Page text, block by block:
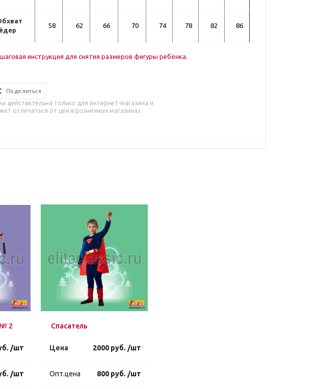
58 62 66 70 74 78 82 86
инструкция для снятия размеров фигуры ребёнка.
Поделиться
действительна только для интернет-магазина и
отличаться от цен в розничных магазинах
2
/шт
/шт
Спасатель
Цена 2000 руб. /шт
Опт.цена 800 руб. /шт